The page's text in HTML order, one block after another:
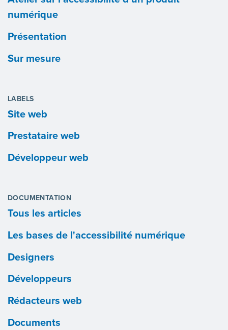
numérique
Présentation
Sur mesure
LABELS
Site web
Prestataire web
Développeur web
DOCUMENTATION
Tous les articles
Les bases de l'accessibilité numérique
Designers
Développeurs
Rédacteurs web
Documents